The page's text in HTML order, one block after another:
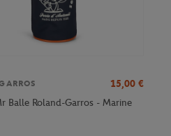
15,00 €
Balle Roland-Garros - Marine